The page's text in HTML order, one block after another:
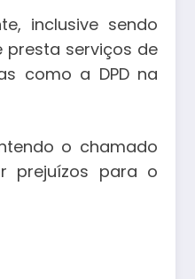
inclusive sendo
presta serviços de
como a DPD na
o chamado
prejuízos para o